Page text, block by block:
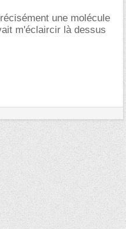
une molécule
m'éclaircir là dessus